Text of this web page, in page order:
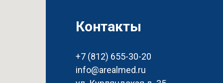
Контакты
+7 (812) 655-30-20
info@arealmed.ru